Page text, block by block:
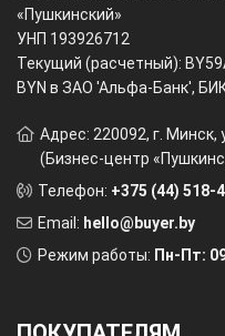
«Пушкинский»
УНП 193926712
Текущий (расчетный):
BYN в ЗАО 'Альфа-Банк',
Адрес: 220092, г. Минск,
(Бизнес-центр
Телефон: +375 (44) 518-
Email: hello@buyer.by
Режим работы: Пн-Пт: